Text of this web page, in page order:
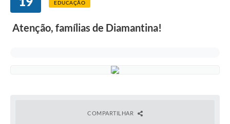
EDUCAÇÃO
Atenção, famílias de Diamantina!
COMPARTILHAR